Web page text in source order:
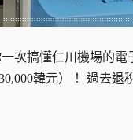
次搞懂仁川機場的電
韓元）！ 過去退